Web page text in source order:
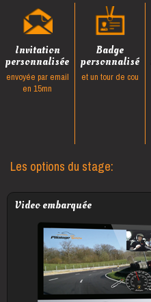
Invitation
personnalisée
envoyée par email
en 15mn
Badge
personnalisé
et un tour de cou
Les options du stage:
Video embarquée